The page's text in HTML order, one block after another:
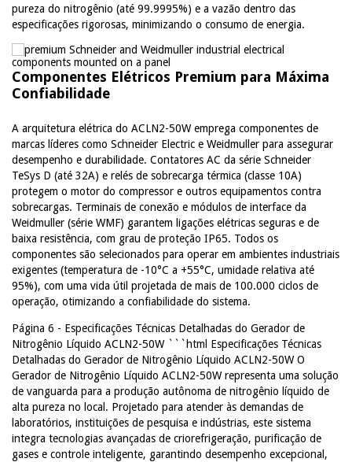
pureza do nitrogênio (até 99.9995%) e a vazão dentro das
especificações rigorosas, minimizando o consumo de energia.
Componentes Elétricos Premium para Máxima
Confiabilidade
A arquitetura elétrica do ACLN2-50W emprega componentes de
marcas líderes como Schneider Electric e Weidmuller para assegurar
desempenho e durabilidade. Contatores AC da série Schneider
TeSys D (até 32A) e relés de sobrecarga térmica (classe 10A)
protegem o motor do compressor e outros equipamentos contra
sobrecargas. Terminais de conexão e módulos de interface da
Weidmuller (série WMF) garantem ligações elétricas seguras e de
baixa resistência, com grau de proteção IP65. Todos os
componentes são selecionados para operar em ambientes industriais
exigentes (temperatura de -10°C a +55°C, umidade relativa até
95%), com uma vida útil projetada de mais de 100.000 ciclos de
operação, otimizando a confiabilidade do sistema.
Página 6 - Especificações Técnicas Detalhadas do Gerador de
Nitrogênio Líquido ACLN2-50W ```html Especificações Técnicas
Detalhadas do Gerador de Nitrogênio Líquido ACLN2-50W O
Gerador de Nitrogênio Líquido ACLN2-50W representa uma solução
de vanguarda para a produção autônoma de nitrogênio líquido de
alta pureza no local. Projetado para atender às demandas de
laboratórios, instituições de pesquisa e indústrias, este sistema
integra tecnologias avançadas de criorefrigeração, purificação de
gases e controle inteligente, garantindo desempenho excepcional,